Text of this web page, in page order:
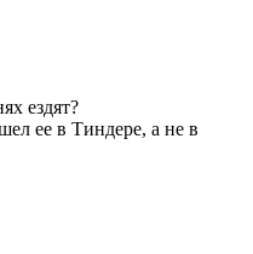
ездят?
ее в Тиндере, а не в